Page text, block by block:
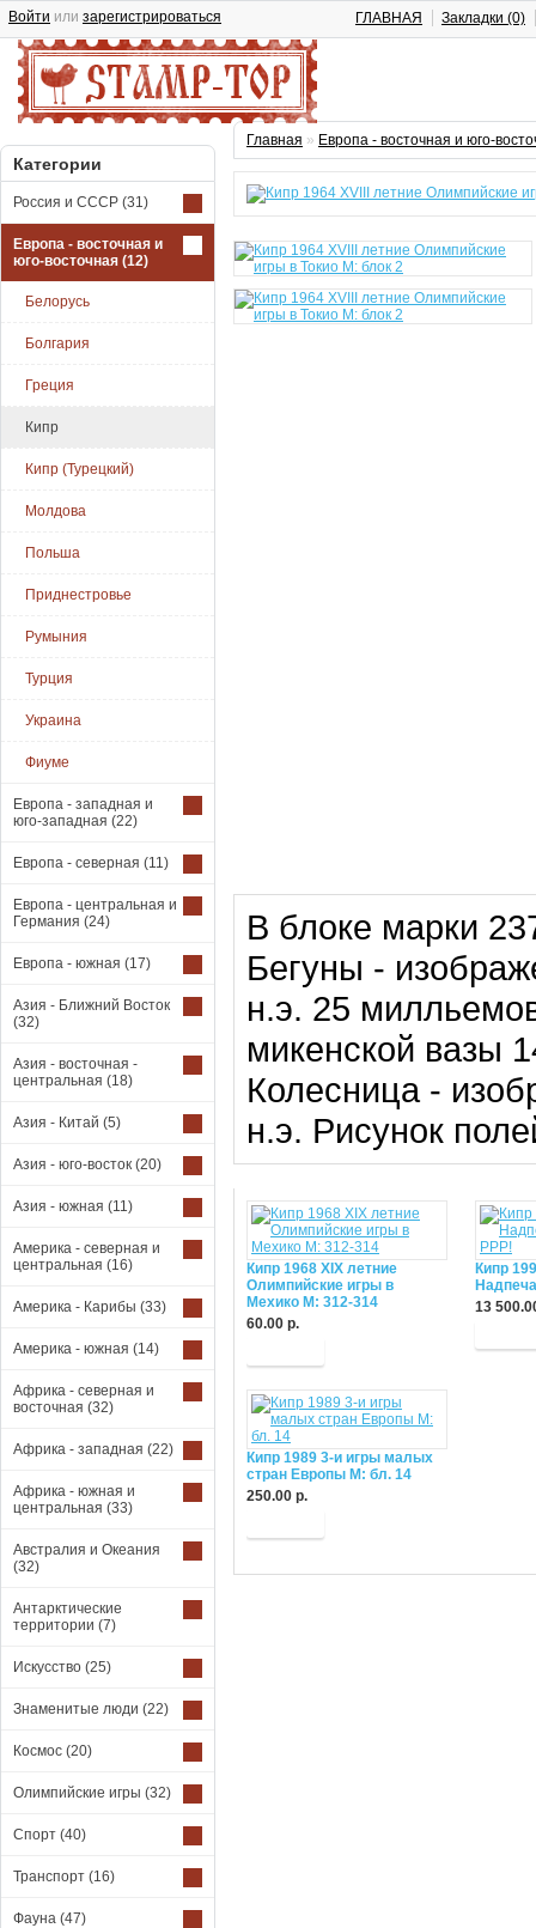
Войти или зарегистрироваться ГЛАВНАЯ Закладки (0)
Категории
Россия и СССР (31)
Европа - восточная и
юго-восточная (12)
Белорусь
Болгария
Греция
Кипр
Кипр (Турецкий)
Молдова
Польша
Приднестровье
Румыния
Турция
Украина
Фиуме
Европа - западная и
юго-западная (22)
Европа - северная (11)
Европа - центральная и
Германия (24)
Европа - южная (17)
Азия - Ближний Восток
(32)
Азия - восточная -
центральная (18)
Азия - Китай (5)
Азия - юго-восток (20)
Азия - южная (11)
Америка - северная и
центральная (16)
Америка - Карибы (33)
Америка - южная (14)
Африка - северная и
восточная (32)
Африка - западная (22)
Африка - южная и
центральная (33)
Австралия и Океания
(32)
Антарктические
территории (7)
Искусство (25)
Знаменитые люди (22)
Космос (20)
Олимпийские игры (32)
Спорт (40)
Транспорт (16)
Фауна (47)
Главная » Европа - восточная и юго-
В блоке марки
Бегуны -
н.э. 25
микенской вазы
Колесница -
н.э. Рисунок
Кипр 1968 XIX летние
Олимпийские игры в
Мехико М: 312-314
60.00 р.
Кипр
13
Кипр 1989 3-и игры малых
стран Европы М: бл. 14
250.00 р.